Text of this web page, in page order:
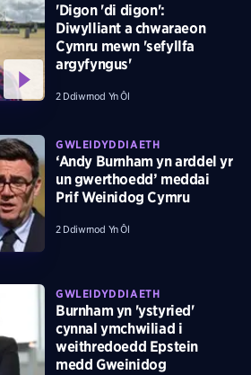
'Digon 'di digon':
Diwylliant a chwaraeon
Cymru mewn 'sefyllfa
argyfyngus'
2 Ddiwrnod Yn Ôl
GWLEIDYDDIAETH
‘Andy Burnham yn arddel yr
un gwerthoedd’ meddai
Prif Weinidog Cymru
2 Ddiwrnod Yn Ôl
GWLEIDYDDIAETH
Burnham yn 'ystyried'
cynnal ymchwiliad i
weithredoedd Epstein
medd Gweinidog